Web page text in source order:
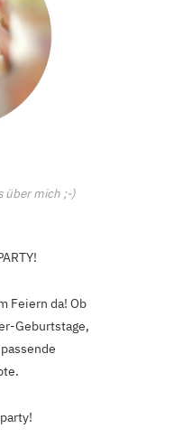
über mich ;-)
Feiern da! Ob
Geburtstage,